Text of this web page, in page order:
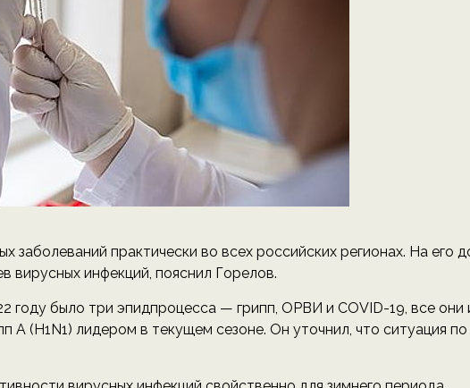
заболеваний практически во всех российских регионах. На его
вирусных инфекций, пояснил Горелов.
году было три эпидпроцесса — грипп, ОРВИ и COVID-19, все они
А (H1N1) лидером в текущем сезоне. Он уточнил, что ситуация по